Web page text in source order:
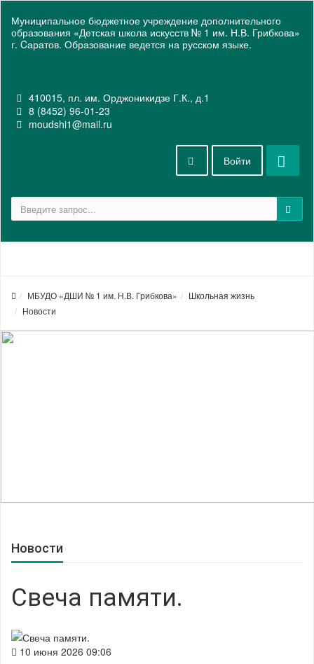
Муниципальное бюджетное учреждение дополнительного
образования «Детская школа искусств № 1 им. Н.В. Грибкова»
г. Cаратов. Образование ведется на русском языке.
410015, пл. им. Орджоникидзе Г.К., д.1
8 (8452) 96-01-23
moudshi1@mail.ru
Войти
МБУДО «ДШИ № 1 им. Н.В. Грибкова»
Школьная жизнь
Новости
Новости
Свеча памяти.
10 июня 2026 09:06